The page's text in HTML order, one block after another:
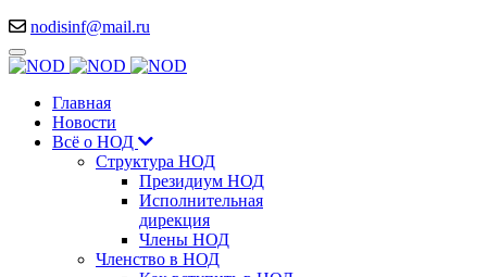
nodisinf@mail.ru
Главная
Новости
Всё о НОД
Структура НОД
Президиум НОД
Исполнительная
дирекция
Члены НОД
Членство в НОД